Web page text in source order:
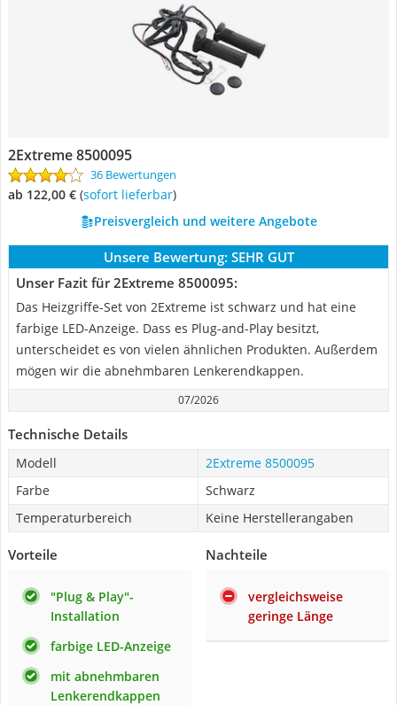
2Extreme 8500095
36 Bewertungen
ab 122,00 € ( Sofort lieferbar)
Preisvergleich und weitere Angebote
Unsere Bewertung: SEHR GUT
Unser Fazit für 2Extreme 8500095:
Das Heizgriffe-Set von 2Extreme ist schwarz und hat eine
farbige LED-Anzeige. Dass es Plug-and-Play besitzt,
unterscheidet es von vielen ähnlichen Produkten. Außerdem
mögen wir die abnehmbaren Lenkerendkappen.
07/2026
Technische Details
Modell
2Extreme 8500095
Farbe
Schwarz
Temperaturbereich
Keine Herstellerangaben
Vorteile
"Plug & Play"-
Installation
farbige LED-Anzeige
mit abnehmbaren
Lenkerendkappen
Nachteile
vergleichsweise
geringe Länge